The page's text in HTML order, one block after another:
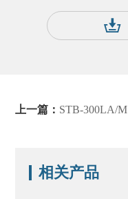
上一篇： STB-300LA/M
相关产品